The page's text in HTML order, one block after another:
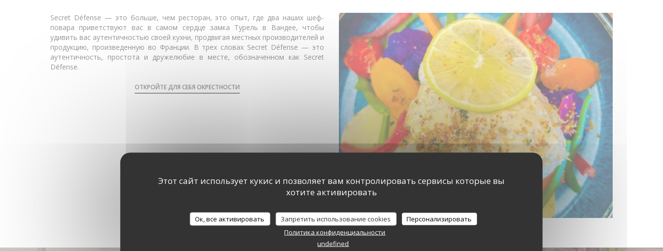
Этот сайт использует кукис и позволяет вам контролировать сервисы которые вы
хотите активировать
Ок, все активировать Запретить использование cookies
Персонализировать
Политика конфиденциальности
undefined
Secret Défense — это больше, чем ресторан, это опыт, где два наших шеф-
повара приветствуют вас в самом сердце замка Турель в Вандее, чтобы
удивить вас аутентичностью своей кухни, продвигая местных производителей и
продукцию, произведенную во Франции. В трех словах Secret Défense — это
аутентичность, простота и дружелюбие в месте, обозначенном как Secret
Défense.
ОТКРОЙТЕ ДЛЯ СЕБЯ ОКРЕСТНОСТИ